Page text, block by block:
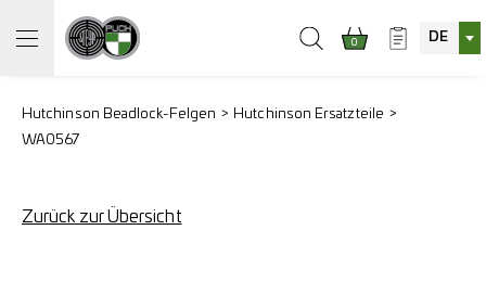
0 DE
Hutchinson Beadlock-Felgen
Hutchinson Ersatzteile
WA0567
Zurück zur Übersicht